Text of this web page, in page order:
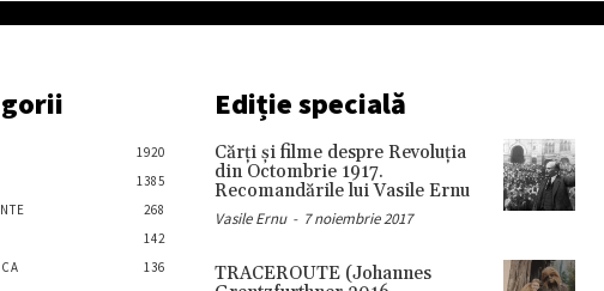
1920
1385
268
142
136
Ediție specială
Cărţi şi filme despre Revoluţia
din Octombrie 1917.
Recomandările lui Vasile Ernu
Vasile Ernu - 7 noiembrie 2017
TRACEROUTE (Johannes